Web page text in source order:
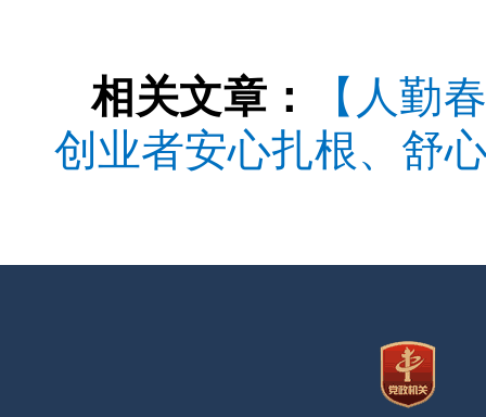
相关文章：
【人勤
创业者安心扎根、舒